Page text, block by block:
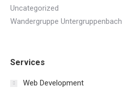
Uncategorized
Wandergruppe Untergruppenbach
Services
Web Development